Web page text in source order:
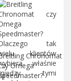
Chronomat
Omega